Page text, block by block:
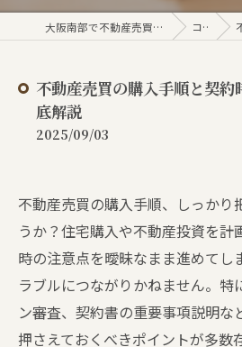
大阪南部で不動産売買なら株式会社阪南住宅 コラム
不動産売買の購入手順と契
底解説
2025/09/03
不動産売買の購入手順、しっかり
うか？住宅購入や不動産投資を計
時の注意点を曖昧なまま進めてし
ラブルにつながりかねません。特
ン審査、契約書の重要事項説明な
押さえておくべきポイントが多数